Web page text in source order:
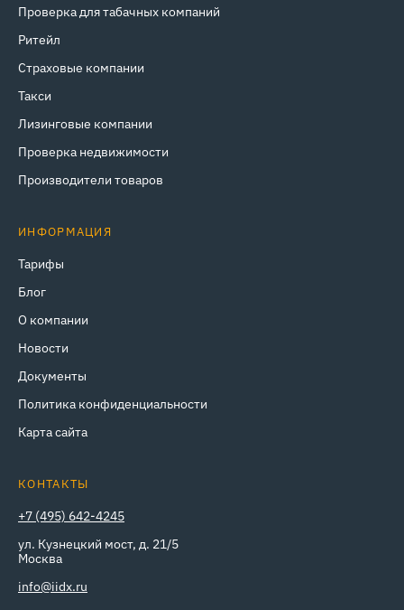
Проверка для табачных компаний
Ритейл
Страховые компании
Такси
Лизинговые компании
Проверка недвижимости
Производители товаров
ИНФОРМАЦИЯ
Тарифы
Блог
О компании
Новости
Документы
Политика конфиденциальности
Карта сайта
КОНТАКТЫ
+7 (495) 642-4245
ул. Кузнецкий мост, д. 21/5
Москва
info@iidx.ru